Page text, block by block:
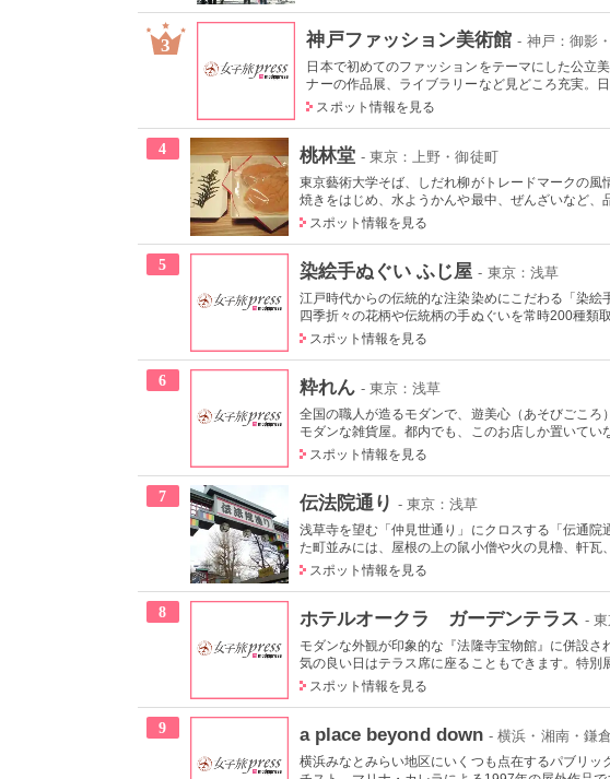
3 神戸ファッション美術館 - 神戸：御影
日本で初めてのファッションをテーマにした公立
ナーの作品展、ライブラリーなど見どころ充実。
スポット情報を見る
4 桃林堂 - 東京：上野・御徒町
東京藝術大学そば、しだれ柳がトレードマークの
焼きをはじめ、水ようかんや最中、ぜんざいなど、
スポット情報を見る
5 染絵手ぬぐい ふじ屋 - 東京：浅草
江戸時代からの伝統的な注染染めにこだわる「染絵
四季折々の花柄や伝統柄の手ぬぐいを常時200種類
スポット情報を見る
6 粋れん - 東京：浅草
全国の職人が造るモダンで、遊美心（あそびごこ
モダンな雑貨屋。都内でも、このお店しか置いてい
スポット情報を見る
7 伝法院通り - 東京：浅草
浅草寺を望む「仲見世通り」にクロスする「伝通
た町並みには、屋根の上の鼠小僧や火の見櫓、軒瓦
スポット情報を見る
8 ホテルオークラ ガーデンテラス -
モダンな外観が印象的な『法隆寺宝物館』に併設
気の良い日はテラス席に座ることもできます。特別
スポット情報を見る
9 a place beyond down - 横浜・湘南・鎌
横浜みなとみらい地区にいくつも点在するパブリ